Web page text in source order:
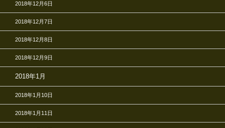
2018年12月6日
2018年12月7日
2018年12月8日
2018年12月9日
2018年1月
2018年1月10日
2018年1月11日